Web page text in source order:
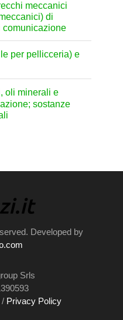
meccanici
di
comunicazione
per pellicceria) e
oli minerali e
sostanze
Developed by
Srls
Privacy Policy